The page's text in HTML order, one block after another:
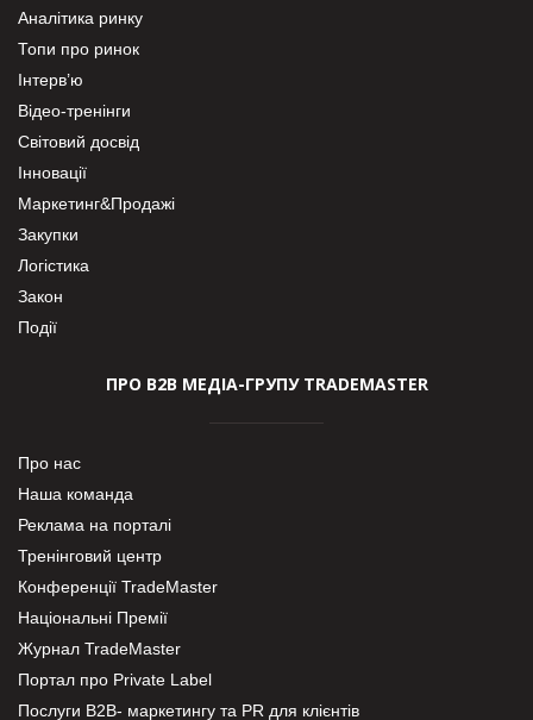
Аналітика ринку
Топи про ринок
Інтерв’ю
Відео-тренінги
Світовий досвід
Інновації
Маркетинг&Продажі
Закупки
Логістика
Закон
Події
ПРО В2В МЕДІА-ГРУПУ TRADEMASTER
Про нас
Наша команда
Реклама на порталі
Тренінговий центр
Конференції TradeMaster
Національні Премії
Журнал TradeMaster
Портал про Private Label
Послуги В2В- маркетингу та PR для клієнтів